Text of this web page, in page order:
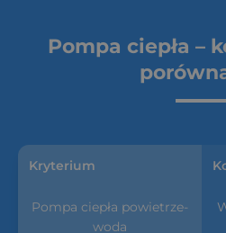
Pompa ciepła –